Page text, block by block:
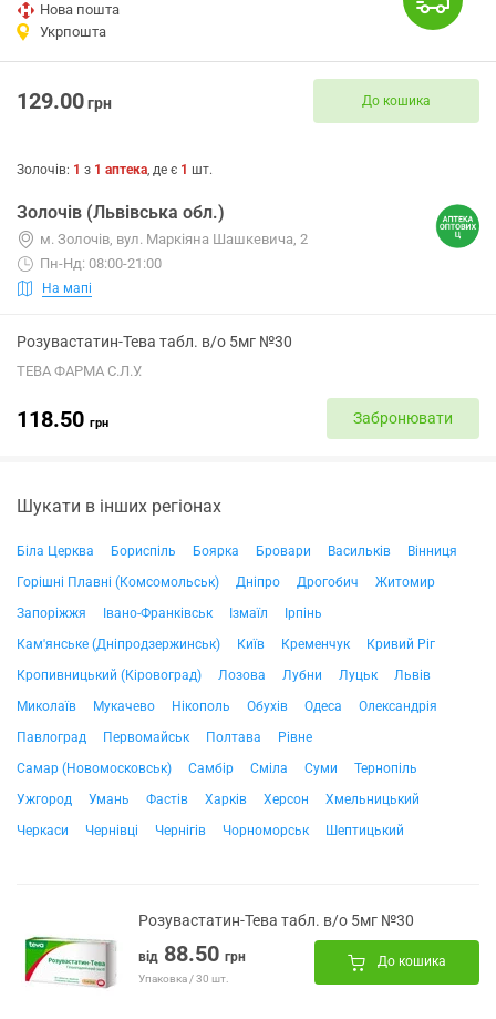
Нова пошта
Укрпошта
129.00грн До кошика
Золочів: 1 з 1 аптека, де є 1 шт.
Золочів (Львівська обл.)
м. Золочів, вул. Маркіяна Шашкевича, 2
Пн-Нд: 08:00-21:00
На мапі
Розувастатин-Тева табл. в/о 5мг №30
ТЕВА ФАРМА С.Л.У.
118.50 грн Забронювати
Шукати в інших регіонах
Біла Церква Бориспіль Боярка Бровари Васильків
Вінниця
Горішні Плавні (Комсомольськ)
Дніпро Дрогобич
Житомир
Запоріжжя
Івано-Франківськ Ізмаїл
Ірпінь
Кам'янське (Дніпродзержинськ)
Київ Кременчук
Кривий Ріг
Кропивницький (Кіровоград)
Лозова Лубни Луцьк
Львів
Миколаїв
Мукачево Нікополь Обухів Одеса
Олександрія
Павлоград
Первомайськ Полтава
Рівне
Самар (Новомосковськ)
Самбір Сміла Суми
Тернопіль
Ужгород
Умань Фастів Харків Херсон
Хмельницький
Черкаси
Чернівці Чернігів Чорноморськ Шептицький
Розувастатин-Тева табл. в/о 5мг №30
від 88.50 грн
Упаковка / 30 шт.
До кошика